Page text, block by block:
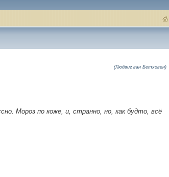
(Людвиг ван Бетховен)
Мороз по коже, и, странно, но, как будто, всё